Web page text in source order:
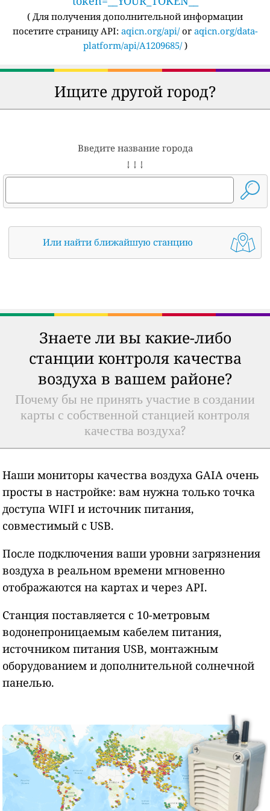
( Для получения дополнительной информации
посетите страницу API: aqicn.org/api/or aqicn.org/data-
platform/api/A1209685/)
Ищите другой город?
Введите название города
↓ ↓ ↓
Или найти ближайшую станцию
Знаете ли вы какие-либо
станции контроля качества
воздуха в вашем районе?
Почему бы не принять участие в создании
карты с собственной станцией контроля
качества воздуха?
Наши мониторы качества воздуха GAIA очень
просты в настройке: вам нужна только точка
доступа WIFI и источник питания,
совместимый с USB.
После подключения ваши уровни загрязнения
воздуха в реальном времени мгновенно
отображаются на картах и через API.
Станция поставляется с 10-метровым
водонепроницаемым кабелем питания,
источником питания USB, монтажным
оборудованием и дополнительной солнечной
панелью.